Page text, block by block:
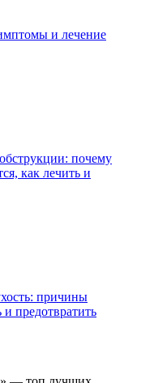
и лечение
почему
как лечить и
причины
предотвратить